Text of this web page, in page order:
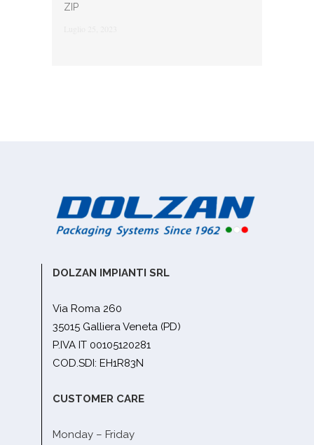
ZIP
DOLZAN IMPIANTI SRL
Via Roma 260
35015 Galliera Veneta (PD)
P.IVA IT 00105120281
COD.SDI: EH1R83N
CUSTOMER CARE
Monday – Friday